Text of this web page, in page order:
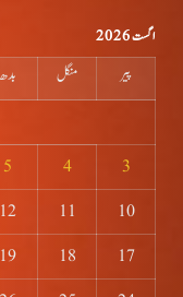
اگست 2026
پیر منگل بدھ
3
4
5
10
11
12
17
18
19